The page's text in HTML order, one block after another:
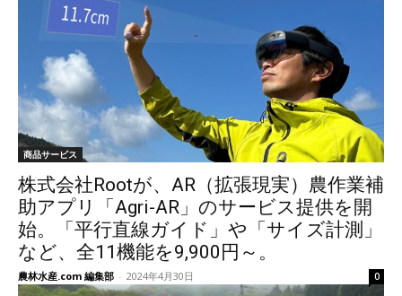
商品サービス
株式会社Rootが、AR（拡張現実）農作業補
助アプリ「Agri-AR」のサービス提供を開
始。「平行直線ガイド」や「サイズ計測」
など、全11機能を9,900円～。
農林水産.com 編集部 - 2024年4月30日 0